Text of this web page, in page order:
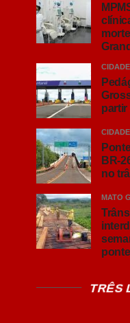
partir
BR-
no
MATO
ponte
TRÊS